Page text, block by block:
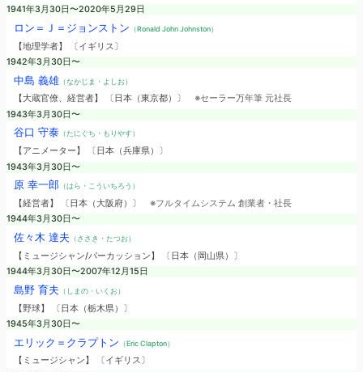
1941年3月30日〜2020年5月29日
ロン＝Ｊ＝ジョンストン （Ronald John Johnston）
【地理学者】 〔イギリス〕
1942年3月30日〜
中島 義雄（なかじま・よしお）
【大蔵官僚、経営者】 〔日本（東京都）〕 ※セーラー万年筆 元社長
1943年3月30日〜
谷口 守泰（たにぐち・もりやす）
【アニメーター】 〔日本（兵庫県）〕
1943年3月30日〜
原 幸一郎（はら・こういちろう）
【経営者】 〔日本（大阪府）〕 ※フルタイムシステム 創業者・社長
1944年3月30日〜
佐々木 達夫 （ささき・たつお）
【ミュージシャン/パーカッション】 〔日本（岡山県）〕
1944年3月30日〜2007年12月15日
島野 育夫 （しまの・いくお）
【野球】 〔日本（栃木県）〕
1945年3月30日〜
エリック＝クラプトン （Eric Clapton）
【ミュージシャン】 〔イギリス〕